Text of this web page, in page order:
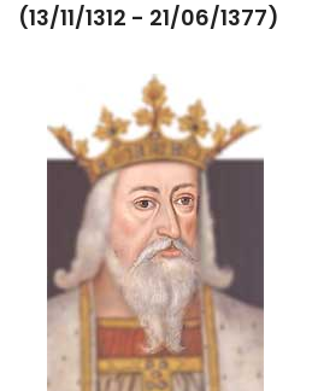
(13/11/1312 - 21/06/1377)